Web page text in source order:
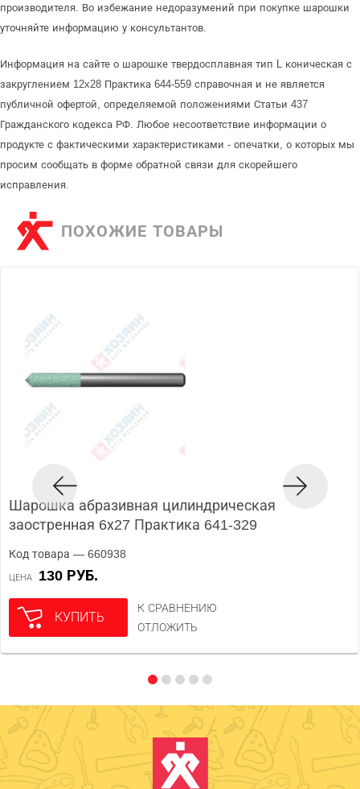
производителя. Во избежание недоразумений при покупке шарошки
уточняйте информацию у консультантов.
Информация на сайте о шарошке твердосплавная тип L коническая с
закруглением 12x28 Практика 644-559 справочная и не является
публичной офертой, определяемой положениями Статьи 437
Гражданского кодекса РФ. Любое несоответствие информации о
продукте с фактическими характеристиками - опечатки, о которых мы
просим сообщать в форме обратной связи для скорейшего
исправления.
ПОХОЖИЕ ТОВАРЫ
Шарошка абразивная цилиндрическая
заостренная 6х27 Практика 641-329
Код товара — 660938
ЦЕНА 130 РУБ.
КУПИТЬ
К СРАВНЕНИЮ
ОТЛОЖИТЬ